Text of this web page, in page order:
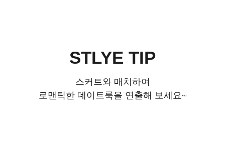
STLYE TIP
스커트와 매치하여
로맨틱한 데이트룩을 연출해 보세요~